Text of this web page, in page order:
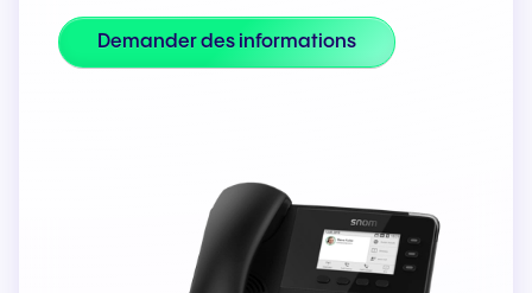
Demander des informations